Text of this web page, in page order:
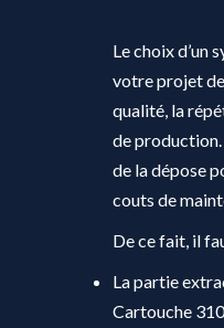
Le choix d’un
votre projet
qualité, la
de
de la dépose
couts de
De ce fait, il
La partie
Cartouche